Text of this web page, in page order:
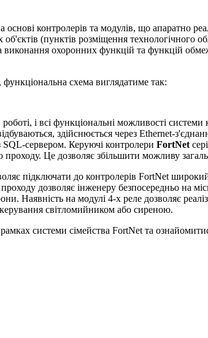
основі контролерів та модулів, що апаратно
(пунктів розміщення технологічного
виконання охоронних функцій та функцій
, функціональна схема виглядатиме так:
і всі функціональні можливості
здійснюється через Ethernet-
SQL-сервером. Керуючі контролери FortNet
проходу. Це дозволяє збільшити можливу
підключати до контролерів FortNet
дозволяє інженеру безпосередньо на
Наявність на модулі 4-х реле дозволяє
світломийником або сиреною.
системи сімейства FortNet та